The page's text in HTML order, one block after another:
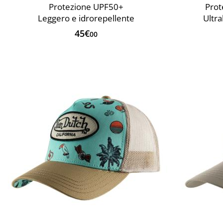
Protezione UPF50+
Leggero e idrorepellente
45€00